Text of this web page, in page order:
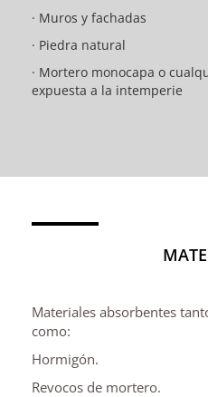
· Muros y fachadas
· Piedra natural
· Mortero monocapa o
expuesta a la intemperie
Materiales absorbentes
como:
Hormigón.
Revocos de mortero.